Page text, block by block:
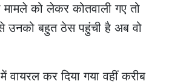
को लेकर कोतवाली गए तो
उनको बहुत ठेस पहुंची है अब वो
वायरल कर दिया गया वहीं करीब